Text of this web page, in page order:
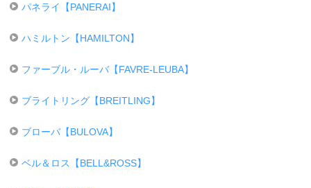
パネライ【PANERAI】
ハミルトン【HAMILTON】
ファーブル・ルーバ【FAVRE-LEUBA】
ブライトリング【BREITLING】
ブローバ【BULOVA】
ベル＆ロス【BELL&ROSS】